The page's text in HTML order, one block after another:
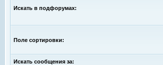
Искать в подфорумах:
Поле сортировки:
Искать сообщения за: